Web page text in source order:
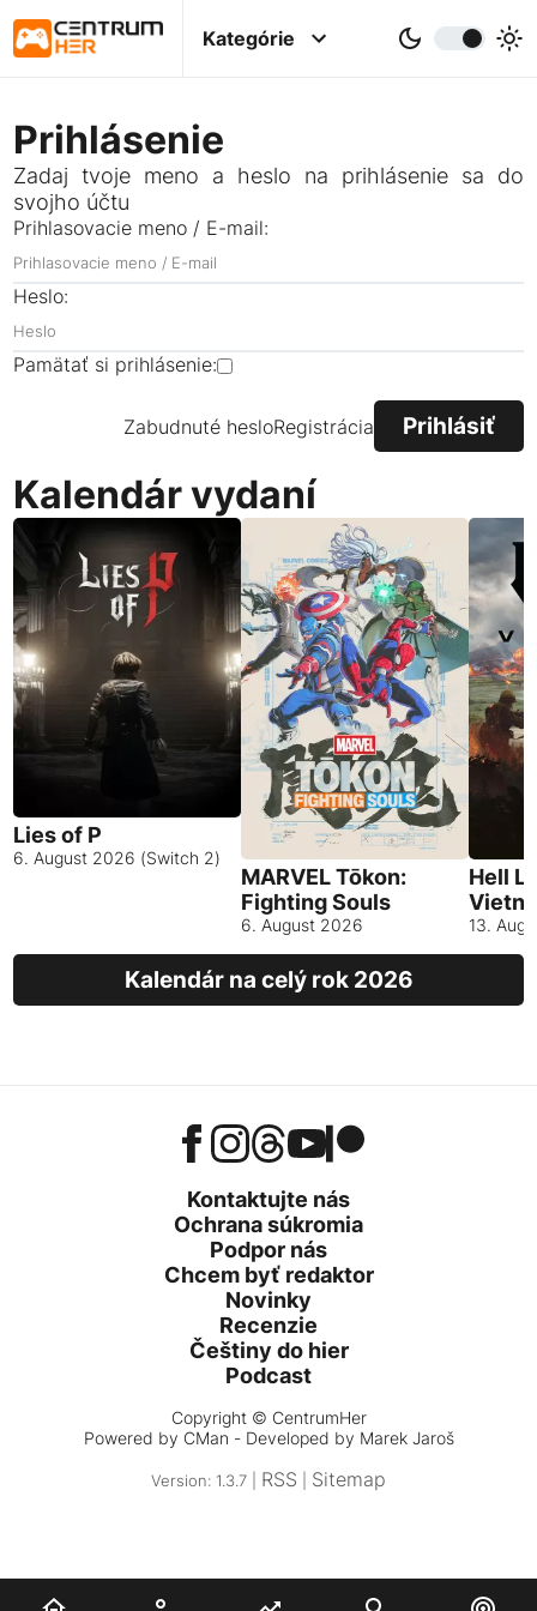
Kategórie
Prihlásenie
Zadaj tvoje meno a heslo na prihlásenie sa do
svojho účtu
Prihlasovacie meno / E-mail:
Heslo:
Pamätať si prihlásenie:
Zabudnuté hesloRegistrácia
Kalendár vydaní
Lies of P
6. August 2026 (Switch 2)
MARVEL Tōkon:
Fighting Souls
6. August 2026
Hell
13.
Kalendár na celý rok 2026
Kontaktujte nás
Ochrana súkromia
Podpor nás
Chcem byť redaktor
Novinky
Recenzie
Češtiny do hier
Podcast
Copyright © CentrumHer
Powered by CMan - Developed by Marek Jaroš
Version: 1.3.7 | RSS Sitemap